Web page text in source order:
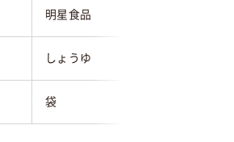
明星食品
しょうゆ
袋